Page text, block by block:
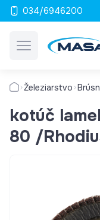
034/6946200
Železiarstvo
kotúč
80 /